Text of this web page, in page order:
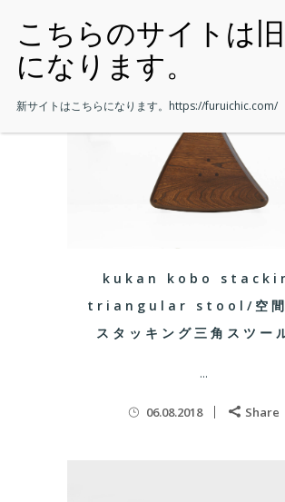
kukan kobo
triangular stool/空間
スタッキング三角スツー
...
06.08.2018 Share
新サイトはこちらになります。 https://furuichic.com/